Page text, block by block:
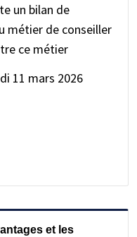
un bilan de
métier de conseiller
ce métier
11 mars 2026
et les